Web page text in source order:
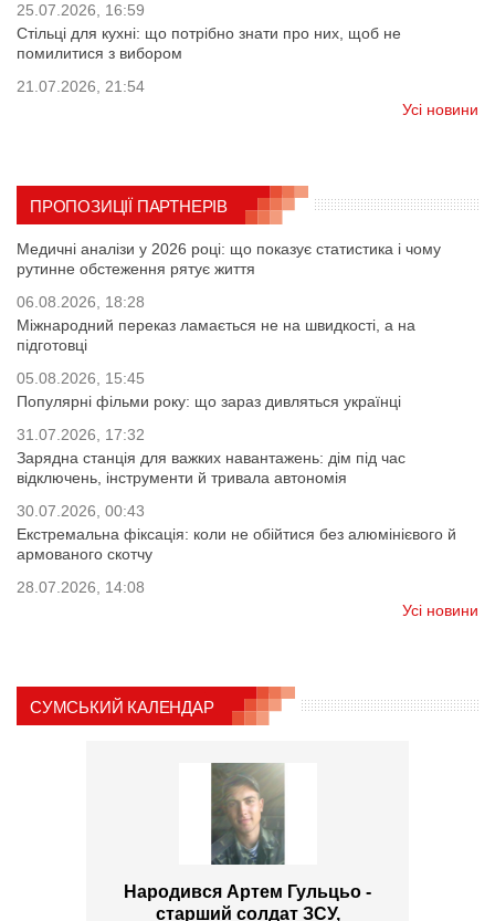
25.07.2026, 16:59
Стільці для кухні: що потрібно знати про них, щоб не
помилитися з вибором
21.07.2026, 21:54
Усі новини
ПРОПОЗИЦІЇ ПАРТНЕРІВ
Медичні аналізи у 2026 році: що показує статистика і чому
рутинне обстеження рятує життя
06.08.2026, 18:28
Міжнародний переказ ламається не на швидкості, а на
підготовці
05.08.2026, 15:45
Популярні фільми року: що зараз дивляться українці
31.07.2026, 17:32
Зарядна станція для важких навантажень: дім під час
відключень, інструменти й тривала автономія
30.07.2026, 00:43
Екстремальна фіксація: коли не обійтися без алюмінієвого й
армованого скотчу
28.07.2026, 14:08
Усі новини
СУМСЬКИЙ КАЛЕНДАР
Народився Артем Гульцьо -
старший солдат ЗСУ,